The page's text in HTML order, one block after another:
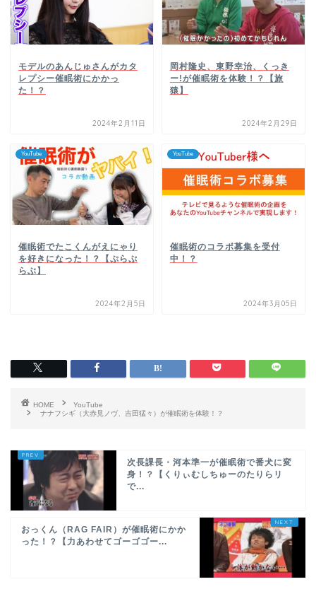
モデルのあんじゅさんがカタ
レプシー催眠術にかかっ
た！？
2024年2月11日
岡村隆史、東野幸治、くっき
ー!が催眠術を体験！？【旅
猿】
2024年2月29日
YouTube
催眠術でたこくんがえにゃり
を好きになった！？【ぷらぷ
らぶ】
2024年2月5日
YouTube
催眠術のコラボ募集を受付
中！？
2024年3月05日
HOME
YouTube
ナナフシギ（大赤見ノヴ、吉田猛々）が催眠術を体験！？
次長課長・河本準一が催眠術で番犬に変
身！？【くりぃむしちゅーのたりらリ
で...
おっくん（RAG FAIR）が催眠術にかか
った！？【力あわせてゴーゴゴー...